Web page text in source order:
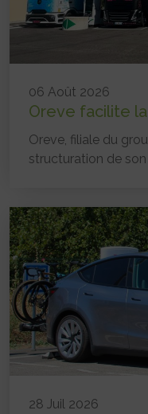
06 Août 2026
Oreve facilite
Oreve, filiale du
structuration de son
28 Juil 2026